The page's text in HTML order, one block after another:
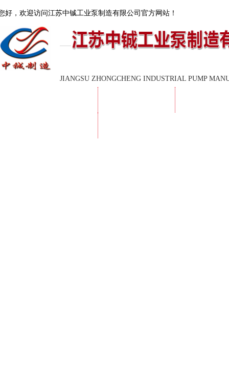
好，欢迎访问江苏中铖工业泵制造有限公司 官方网站！
JIANGSU ZHONGCHENG INDUSTRIAL PUMP